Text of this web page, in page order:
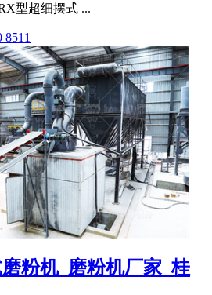
型超细摆式 ...
8511
粉机_磨粉机厂家_桂